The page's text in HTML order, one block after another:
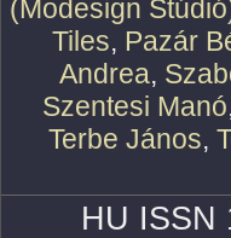
(Modesign
Tiles, Pazár
Andrea,
Szentesi Manó
Terbe János,
HU ISSN